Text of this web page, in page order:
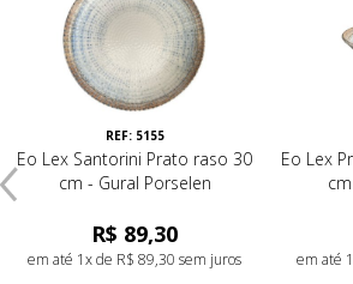
REF: 5155
Eo Lex Santorini Prato raso 30
cm - Gural Porselen
R$ 89,30
em até 1x de R$ 89,30 sem juros
Eo Lex
em até